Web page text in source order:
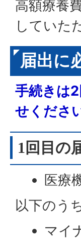
高額療養
していた
届出に
手続きは
せくださ
1回目の
医療
以下のう
マイ